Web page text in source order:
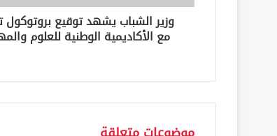
ن
وزير الشباب يشهد توقيع بروتوكول
مع الأكاديمية الوطنية للعلوم